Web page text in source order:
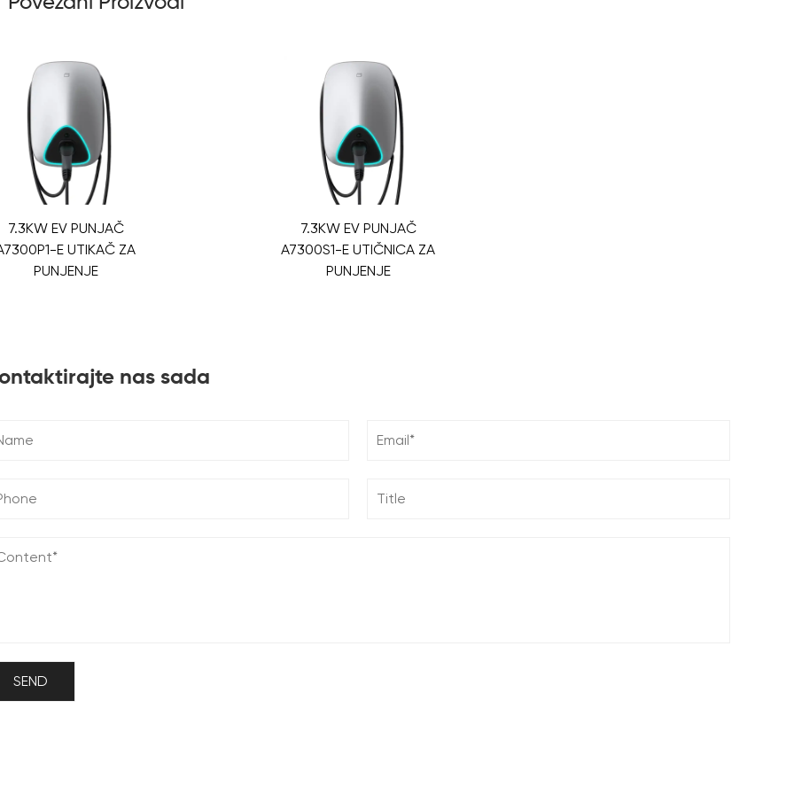
7.3KW EV PUNJAČ
E UTIKAČ ZA
PUNJENJE
7.3KW EV PUNJAČ
A7300S1-E UTIČNICA ZA
PUNJENJE
nas sada